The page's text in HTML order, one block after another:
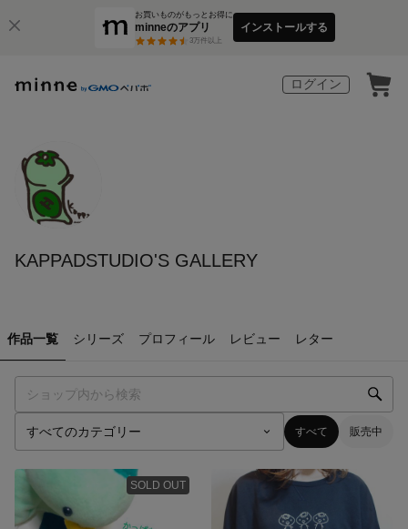
お買いものがもっとお得に
minneのアプリ
3万件以上
インストールする
ログイン
KAPPADSTUDIO'S GALLERY
作品一覧 シリーズ プロフィール レビュー レター
すべて 販売中
SOLD OUT